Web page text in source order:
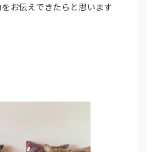
お伝えできたらと思います